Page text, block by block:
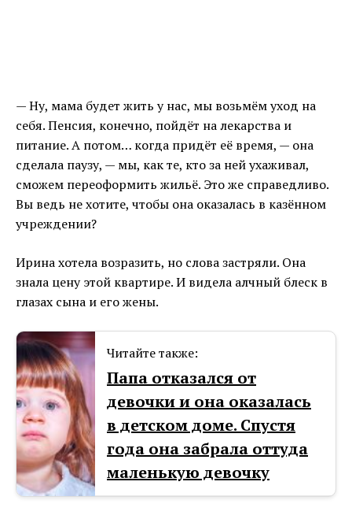
— Ну, мама будет жить у нас, мы возьмём уход на
себя. Пенсия, конечно, пойдёт на лекарства и
питание. А потом… когда придёт её время, — она
сделала паузу, — мы, как те, кто за ней ухаживал,
сможем переоформить жильё. Это же справедливо.
Вы ведь не хотите, чтобы она оказалась в казённом
учреждении?
Ирина хотела возразить, но слова застряли. Она
знала цену этой квартире. И видела алчный блеск в
глазах сына и его жены.
Читайте также:
Папа отказался от
девочки и она оказалась
в детском доме. Спустя
года она забрала оттуда
маленькую девочку